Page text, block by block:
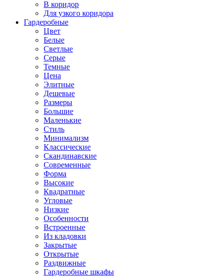
В коридор
Для узкого коридора
Гардеробные
Цвет
Белые
Светлые
Серые
Темные
Цена
Элитные
Дешевые
Размеры
Большие
Маленькие
Стиль
Минимализм
Классические
Скандинавские
Современные
Форма
Высокие
Квадратные
Угловые
Низкие
Особенности
Встроенные
Из кладовки
Закрытые
Открытые
Раздвижные
Гардеробные шкафы